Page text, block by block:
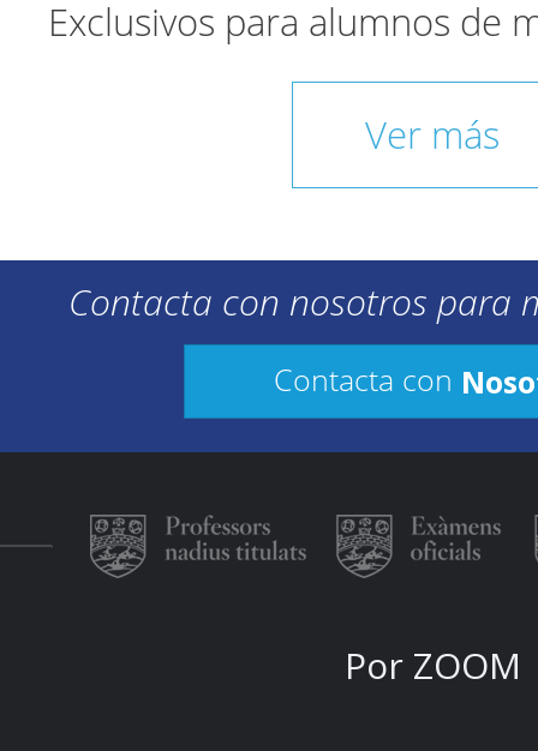
Exclusivos para alumnos de
Ver más
Contacta con nosotros para
Contacta con
Por ZOOM